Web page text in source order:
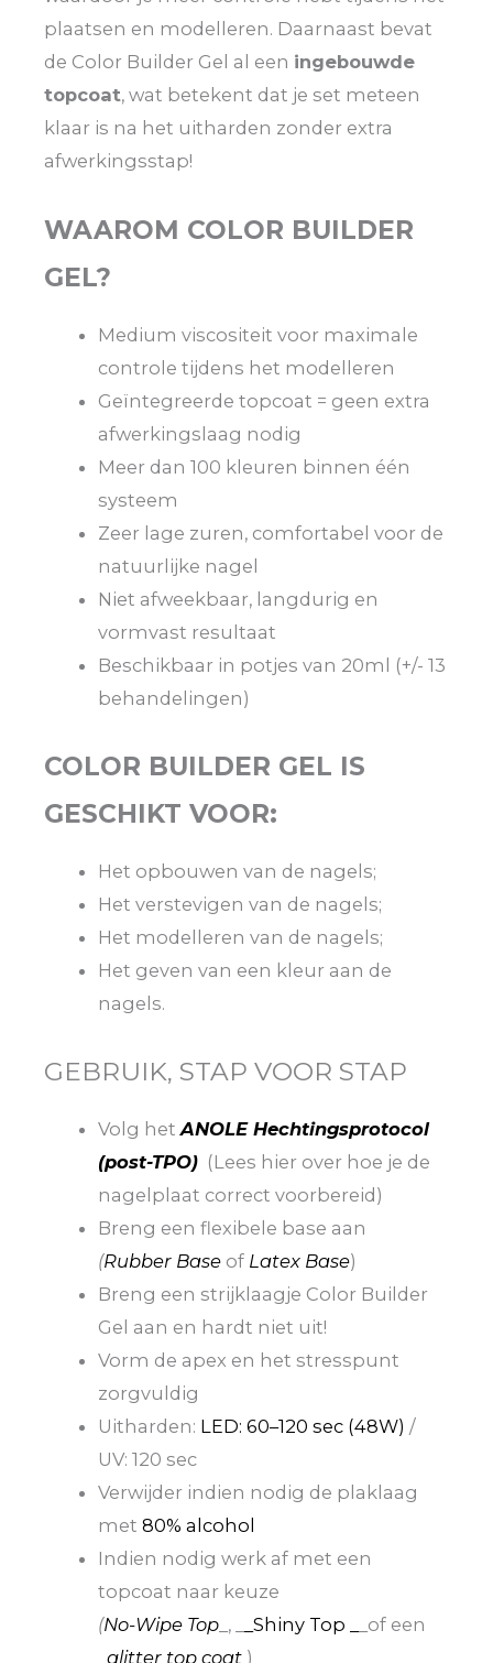
plaatsen en modelleren. Daarnaast bevat
de Color Builder Gel al een ingebouwde
topcoat, wat betekent dat je set meteen
klaar is na het uitharden zonder extra
afwerkingsstap!
WAAROM COLOR BUILDER
GEL?
Medium viscositeit voor maximale
controle tijdens het modelleren
Geïntegreerde topcoat = geen extra
afwerkingslaag nodig
Meer dan 100 kleuren binnen één
systeem
Zeer lage zuren, comfortabel voor de
natuurlijke nagel
Niet afweekbaar, langdurig en
vormvast resultaat
Beschikbaar in potjes van 20ml (+/- 13
behandelingen)
COLOR BUILDER GEL IS
GESCHIKT VOOR:
Het opbouwen van de nagels;
Het verstevigen van de nagels;
Het modelleren van de nagels;
Het geven van een kleur aan de
nagels.
GEBRUIK, STAP VOOR STAP
Volg hetANOLE Hechtingsprotocol
(post-TPO) (Lees hier over hoe je de
nagelplaat correct voorbereid)
Breng een flexibele base aan
(Rubber Base of Latex Base)
Breng een strijklaagje Color Builder
Gel aan en hardt niet uit!
Vorm de apex en het stresspunt
zorgvuldig
Uitharden: LED: 60–120 sec (48W) /
UV: 120 sec
Verwijder indien nodig de plaklaag
met80% alcohol
Indien nodig werk af met een
topcoat naar keuze
(No-Wipe Top _, _ _Shiny Top _
_of een
_glitter top coat )